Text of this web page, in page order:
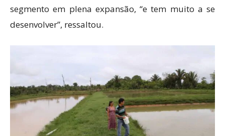
segmento em plena expansão, “e tem muito a se
desenvolver”, ressaltou.